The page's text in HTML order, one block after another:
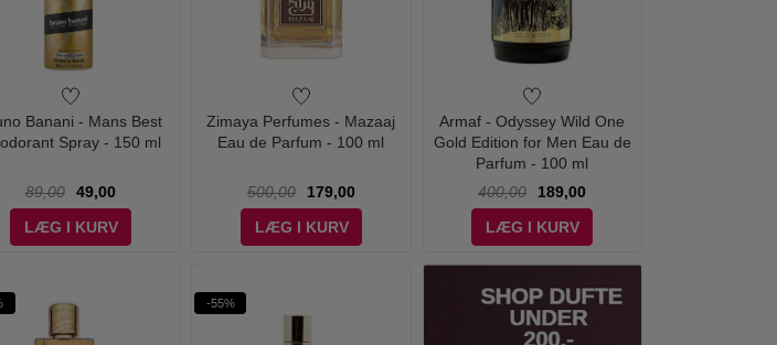
Banani - Mans Best
Spray - 150 ml
89,00
49,00
LÆG I KURV
Zimaya Perfumes - Mazaaj
Eau de Parfum - 100 ml
500,00
179,00
LÆG I KURV
Armaf - Odyssey Wild One
Gold Edition for Men Eau de
Parfum - 100 ml
400,00
189,00
LÆG I KURV
-55%